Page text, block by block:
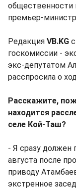
общественности
премьер-
Редакция VB.KG
госкомиссии -
экс-депутатом
расспросила о
Расскажите,
находится
селе Кой-Таш?
- Я сразу должен
августа после
приводу
экстренное